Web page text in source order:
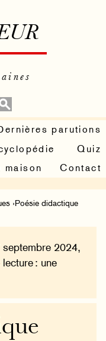
parutions
Quiz
maison Contact
›Poésie didactique
septembre 2024,
: une